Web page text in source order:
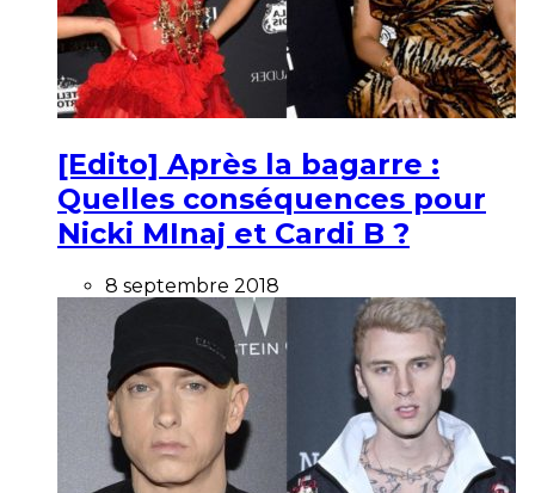
[Edito] Après la bagarre :
Quelles conséquences pour
Nicki MInaj et Cardi B ?
8 septembre 2018